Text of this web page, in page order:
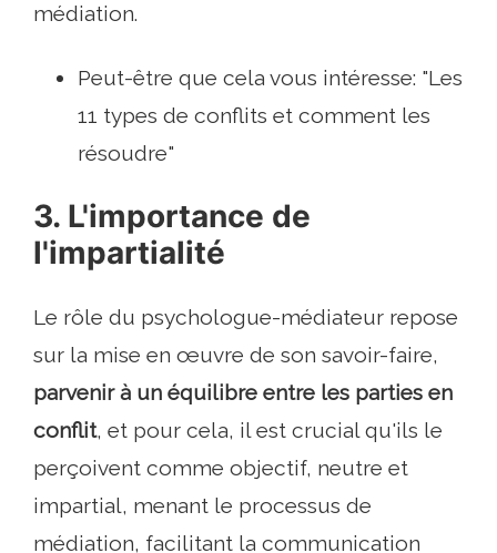
médiation.
Peut-être que cela vous intéresse: "Les
11 types de conflits et comment les
résoudre"
3. L'importance de
l'impartialité
Le rôle du psychologue-médiateur repose
sur la mise en œuvre de son savoir-faire,
parvenir à un équilibre entre les parties en
conflit, et pour cela, il est crucial qu'ils le
perçoivent comme objectif, neutre et
impartial, menant le processus de
médiation, facilitant la communication